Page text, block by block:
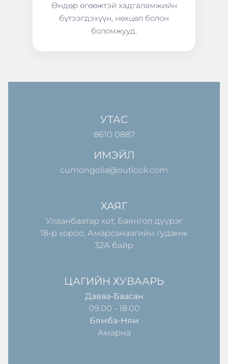
Өндөр өгөөжтэй хадгаламжийн
бүтээгдэхүүн, нөхцөл болон
боломжууд.
УТАС
8610 0887
ИМЭЙЛ
cumongolia@outlook.com
ХАЯГ
Улаанбаатар хот, Баянгол дүүрэг
18-р хороо, Амарсанаагийн гудамж
32А байр
ЦАГИЙН ХУВААРЬ
Даваа-Баасан
09.00 - 18.00
Бямба-Ням
Амарна